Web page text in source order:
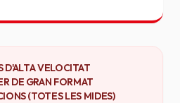
D'ALTA VELOCITAT
DE GRAN FORMAT
(TOTES LES MIDES)